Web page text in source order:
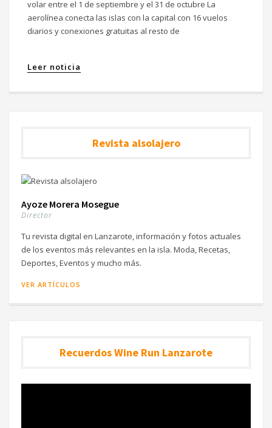
volar entre el 1 de septiembre y el 31 de octubre La
aerolínea conecta las islas con la capital con 16 vuelos
diarios y conexiones gratuitas al resto de
Leer noticia
Revista alsolajero
Ayoze Morera Mosegue
Director
Tu revista digital en Lanzarote, información y fotos actuales
de los eventos más relevantes en la isla. Moda, Recetas,
Deportes, Eventos y mucho más.
VER ARTÍCULOS
Recuerdos Wine Run Lanzarote